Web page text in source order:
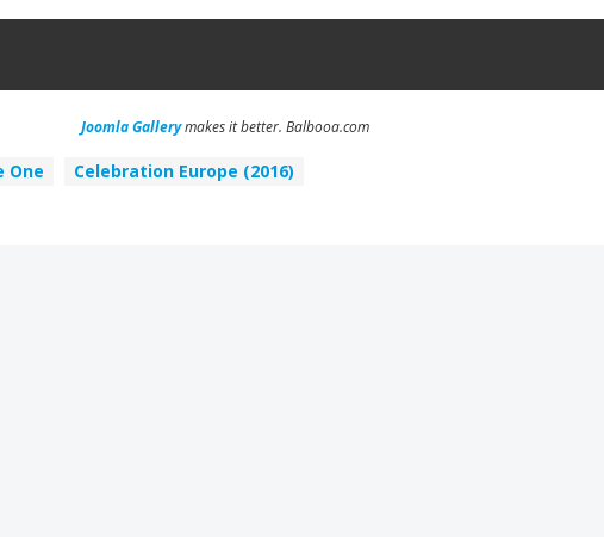
Joomla Gallerymakes it better. Balbooa.com
One Celebration Europe (2016)